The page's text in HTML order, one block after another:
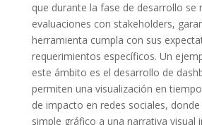
que durante la fase de desarrollo se
evaluaciones con stakeholders,
herramienta cumpla con sus
requerimientos específicos. Un
este ámbito es el desarrollo de
permiten una visualización en
de impacto en redes sociales,
simple gráfico a una narrativa visual